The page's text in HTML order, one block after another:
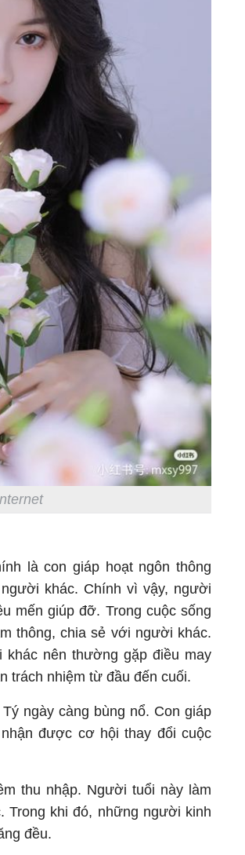
là con giáp hoạt ngôn thông
khác. Chính vì vậy, người
mến giúp đỡ. Trong cuộc sống
thông, chia sẻ với người khác.
nên thường gặp điều may
trách nhiệm từ đầu đến cuối.
ngày càng bùng nổ. Con giáp
được cơ hội thay đổi cuộc
thu nhập. Người tuổi này làm
Trong khi đó, những người kinh
đều.